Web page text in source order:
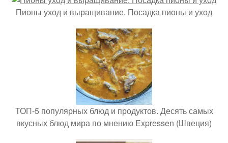
Пионы уход и выращивание. Посадка пионы и уход
ТОП-5 популярных блюд и продуктов. Десять самых
вкусных блюд мира по мнению Expressen (Швеция)